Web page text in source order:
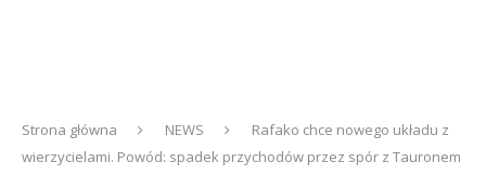
Strona główna NEWS
Rafako chce nowego układu z
wierzycielami. Powód: spadek przychodów przez spór z Tauronem